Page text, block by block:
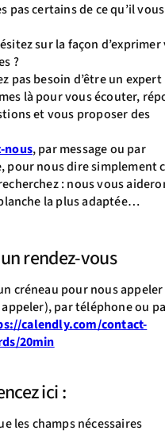
pas certains de ce qu’il
sur la façon d’exprimer
?
pas besoin d’être un expert
là pour vous écouter,
et vous proposer des
nous, par message ou par
pour nous dire simplement
: nous vous
la plus adaptée…
rendez-vous
créneau pour nous
par téléphone ou
calendly.com/contact-
20min
ici :
les champs nécessaires